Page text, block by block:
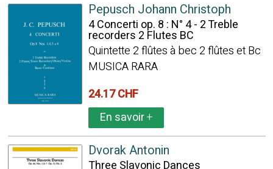
Pepusch Johann Christoph
4 Concerti op. 8 : N° 4 - 2 Treble
recorders 2 Flutes BC
Quintette 2 flûtes à bec 2 flûtes et Bc
MUSICA RARA
24.17 CHF
En savoir+
Dvorak Antonin
Three Slavonic Dances